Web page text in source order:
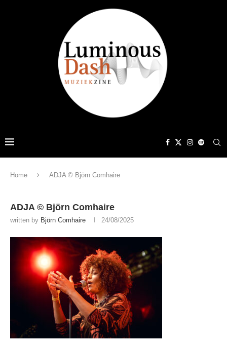
Home ADJA © Björn Comhaire
ADJA © Björn Comhaire
written by Björn Comhaire 24/08/2025